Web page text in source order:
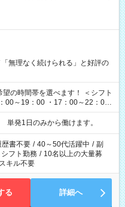
無理なく続けられる」と好評の
00～19：00 ・17：00～22：00
翌6：00 など
単発1日のみから働けます。
歴書不要 / 40～50代活躍中 / 副
シフト勤務 / 10名以上の大量募
キル不要
る 詳細へ